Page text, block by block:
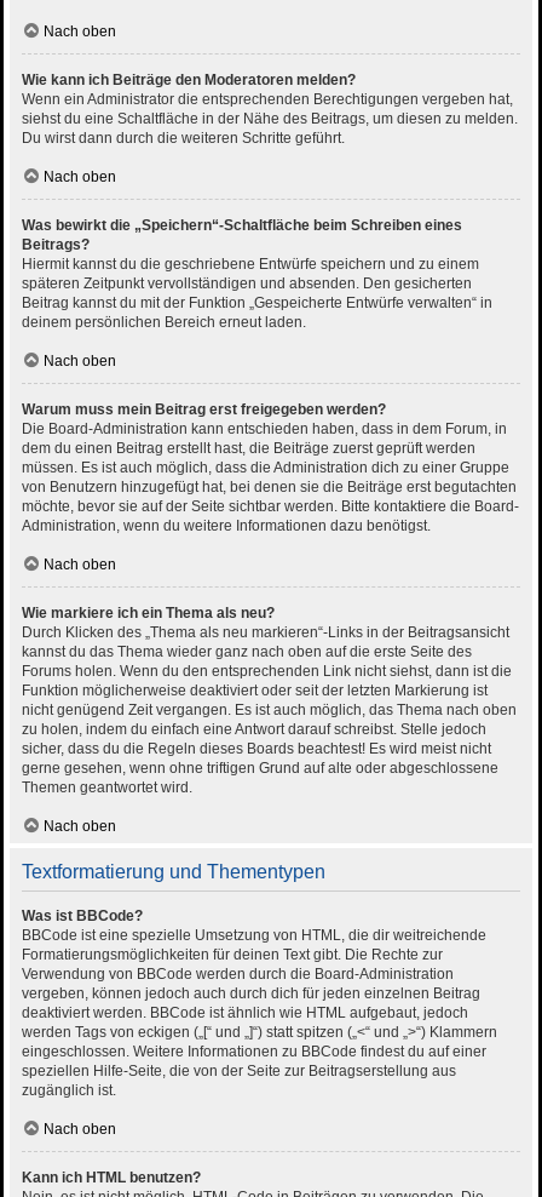
Nach oben
Wie kann ich Beiträge den Moderatoren melden?
Wenn ein Administrator die entsprechenden Berechtigungen vergeben hat,
siehst du eine Schaltfläche in der Nähe des Beitrags, um diesen zu melden.
Du wirst dann durch die weiteren Schritte geführt.
Nach oben
Was bewirkt die „Speichern“-Schaltfläche beim Schreiben eines
Beitrags?
Hiermit kannst du die geschriebene Entwürfe speichern und zu einem
späteren Zeitpunkt vervollständigen und absenden. Den gesicherten
Beitrag kannst du mit der Funktion „Gespeicherte Entwürfe verwalten“ in
deinem persönlichen Bereich erneut laden.
Nach oben
Warum muss mein Beitrag erst freigegeben werden?
Die Board-Administration kann entschieden haben, dass in dem Forum, in
dem du einen Beitrag erstellt hast, die Beiträge zuerst geprüft werden
müssen. Es ist auch möglich, dass die Administration dich zu einer Gruppe
von Benutzern hinzugefügt hat, bei denen sie die Beiträge erst begutachten
möchte, bevor sie auf der Seite sichtbar werden. Bitte kontaktiere die Board-
Administration, wenn du weitere Informationen dazu benötigst.
Nach oben
Wie markiere ich ein Thema als neu?
Durch Klicken des „Thema als neu markieren“-Links in der Beitragsansicht
kannst du das Thema wieder ganz nach oben auf die erste Seite des
Forums holen. Wenn du den entsprechenden Link nicht siehst, dann ist die
Funktion möglicherweise deaktiviert oder seit der letzten Markierung ist
nicht genügend Zeit vergangen. Es ist auch möglich, das Thema nach oben
zu holen, indem du einfach eine Antwort darauf schreibst. Stelle jedoch
sicher, dass du die Regeln dieses Boards beachtest! Es wird meist nicht
gerne gesehen, wenn ohne triftigen Grund auf alte oder abgeschlossene
Themen geantwortet wird.
Nach oben
Textformatierung und Thementypen
Was ist BBCode?
BBCode ist eine spezielle Umsetzung von HTML, die dir weitreichende
Formatierungsmöglichkeiten für deinen Text gibt. Die Rechte zur
Verwendung von BBCode werden durch die Board-Administration
vergeben, können jedoch auch durch dich für jeden einzelnen Beitrag
deaktiviert werden. BBCode ist ähnlich wie HTML aufgebaut, jedoch
werden Tags von eckigen („[“ und „]“) statt spitzen („<“ und „>“) Klammern
eingeschlossen. Weitere Informationen zu BBCode findest du auf einer
speziellen Hilfe-Seite, die von der Seite zur Beitragserstellung aus
zugänglich ist.
Nach oben
Kann ich HTML benutzen?